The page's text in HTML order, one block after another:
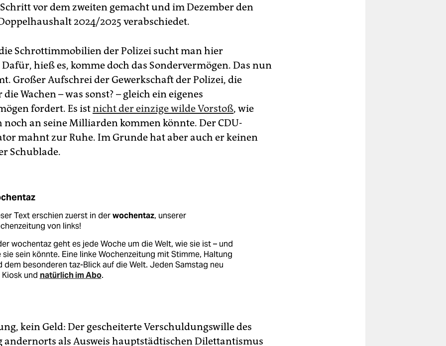
vor dem zweiten gemacht und im Dezember den
2024/2025 verabschiedet.
Schrottimmobilien der Polizei sucht man hier
hieß es, komme doch das Sondervermögen. Das nun
Großer Aufschrei der Gewerkschaft der Polizei, die
Wachen – was sonst? – gleich ein eigenes
fordert. Es ist nicht der einzige wilde Vorstoß, wie
noch an seine Milliarden kommen könnte. Der CDU-
mahnt zur Ruhe. Im Grunde hat aber auch er keinen
Schublade.
Text erschien zuerst in derwochentaz, unserer
von links!
wochentaz geht es jede Woche um die Welt, wie sie ist – und
sie sein könnte. Eine linke Wochenzeitung mit Stimme, Haltung
dem besonderen taz-Blick auf die Welt. Jeden Samstag neu
Kiosk und natürlich im Abo.
kein Geld: Der gescheiterte Verschuldungswille des
andernorts als Ausweis hauptstädtischen Dilettantismus